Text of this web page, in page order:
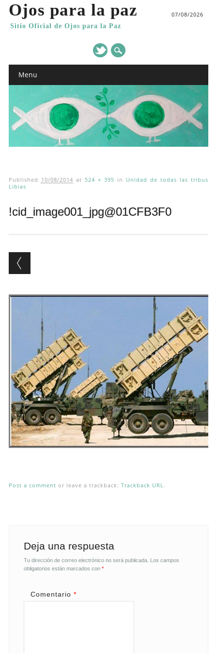
Ojos para la paz
Sitio Oficial de Ojos para la Paz
07/08/2026
Main menu
Menu
Published 10/08/2014 at 524 × 395 in Unidad de todas las tribus
Libias
!cid_image001_jpg@01CFB3F0
Post a comment or leave a trackback: Trackback URL.
Deja una respuesta
Tu dirección de correo electrónico no será publicada. Los campos
obligatorios están marcados con *
Comentario *